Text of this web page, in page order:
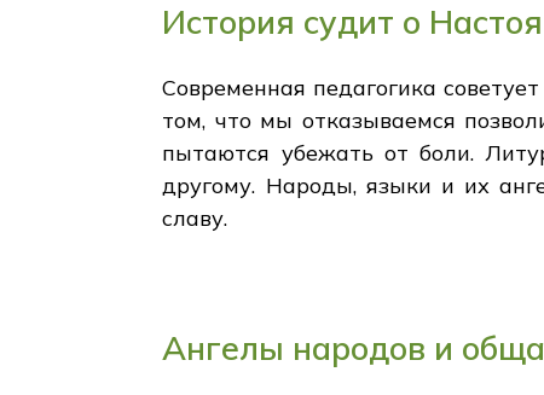
История судит о
Современная педагогика
том, что мы отказываемся
пытаются убежать от боли.
другому. Народы, языки и их
славу.
Ангелы народов и